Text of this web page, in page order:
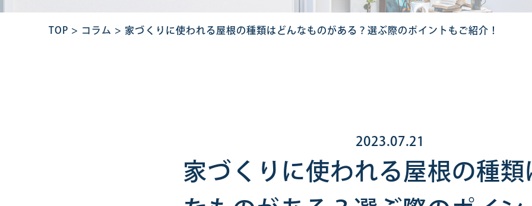
TOP > コラム > 家づくりに使われる屋根の種類はどんなものがある？選ぶ際のポイントもご紹介！
2023.07.21
家づくりに使われる屋根の種類